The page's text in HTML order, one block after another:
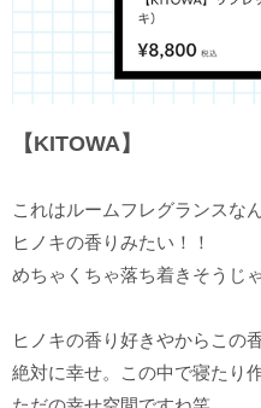
【KITOWA】
これはルームフレグランスな
ヒノキの香りみたい！！
めちゃくちゃ落ち着きそうじ
ヒノキの香り好きやからこの
絶対に幸せ。この中で寝たり